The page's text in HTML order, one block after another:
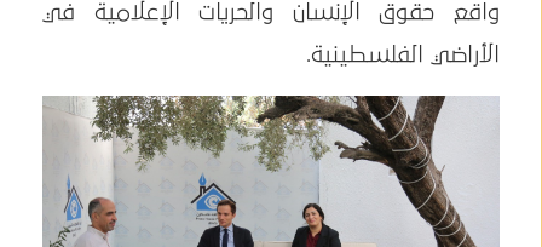
واقع حقوق الإنسان والحريات الإعلامية في
الأراضي الفلسطينية.